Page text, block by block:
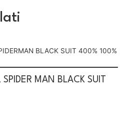
MAN BLACK SUIT